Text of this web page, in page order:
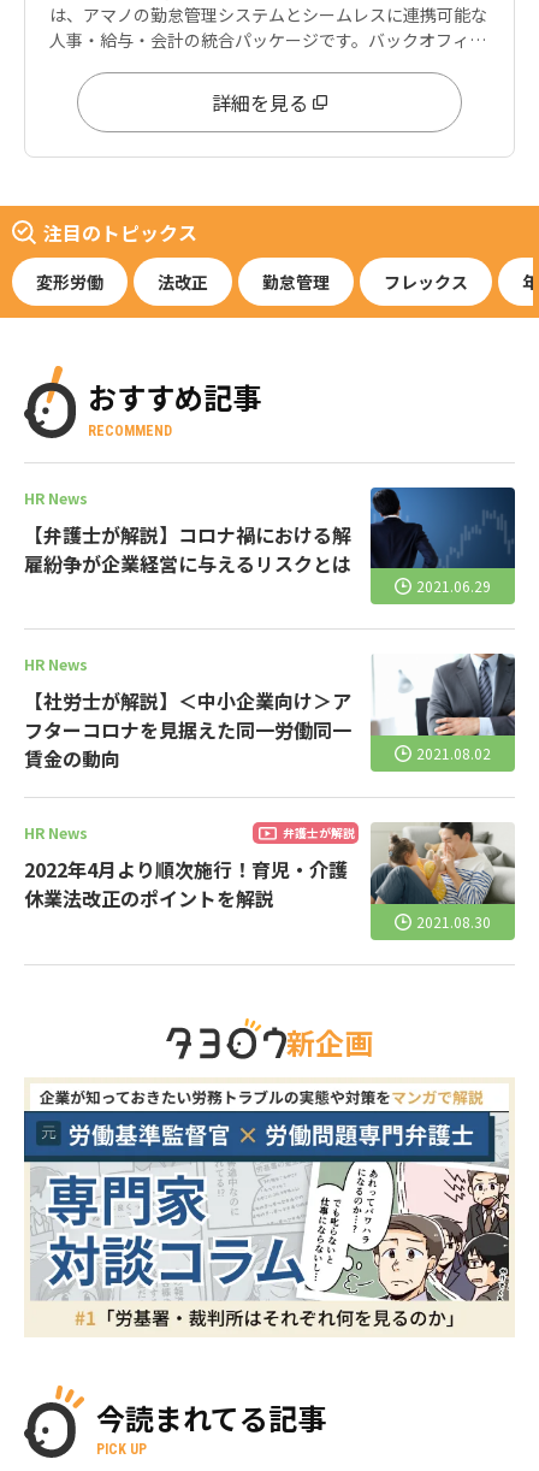
は、アマノの勤怠管理システムとシームレスに連携可能な
人事・給与・会計の統合パッケージです。バックオフィス
応しています。
詳細を見る
注目のトピックス
変形労働 法改正 勤怠管理 フレックス
おすすめ記事
RECOMMEND
2021.06.29
HR News
【弁護士が解説】コロナ禍における解
雇紛争が企業経営に与えるリスクとは
2021.08.02
HR News
【社労士が解説】＜中小企業向け＞ア
フターコロナを見据えた同一労働同一
賃金の動向
2021.08.30
HR News 弁護士が解説
2022年4月より順次施行！育児・介護
休業法改正のポイントを解説
新企画
今読まれてる記事
PICK UP